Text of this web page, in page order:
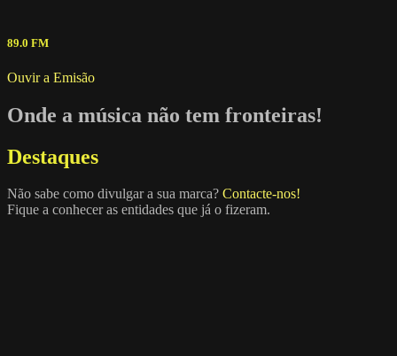
89.0 FM
Ouvir a Emisão
Onde a música não tem fronteiras!
Destaques
Não sabe como divulgar a sua marca? Contacte-nos!
Fique a conhecer as entidades que já o fizeram.